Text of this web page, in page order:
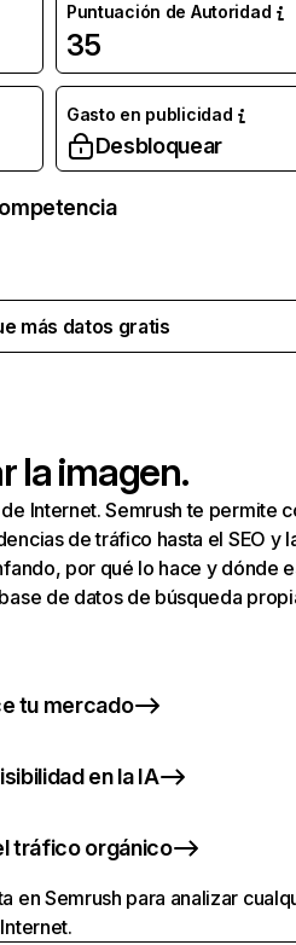
Puntuación de Autoridad
35
Gasto en publicidad
Desbloquear
más datos gratis
la imagen.
Internet. Semrush te permite
de tráfico hasta el SEO y
por qué lo hace y dónde
de datos de búsqueda
tu mercado
en la IA
tráfico orgánico
en Semrush para analizar